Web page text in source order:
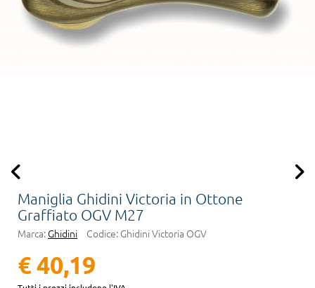
Maniglia Ghidini Victoria in Ottone
Graffiato OGV M27
Marca: Ghidini Codice: Ghidini Victoria OGV
€ 40,19